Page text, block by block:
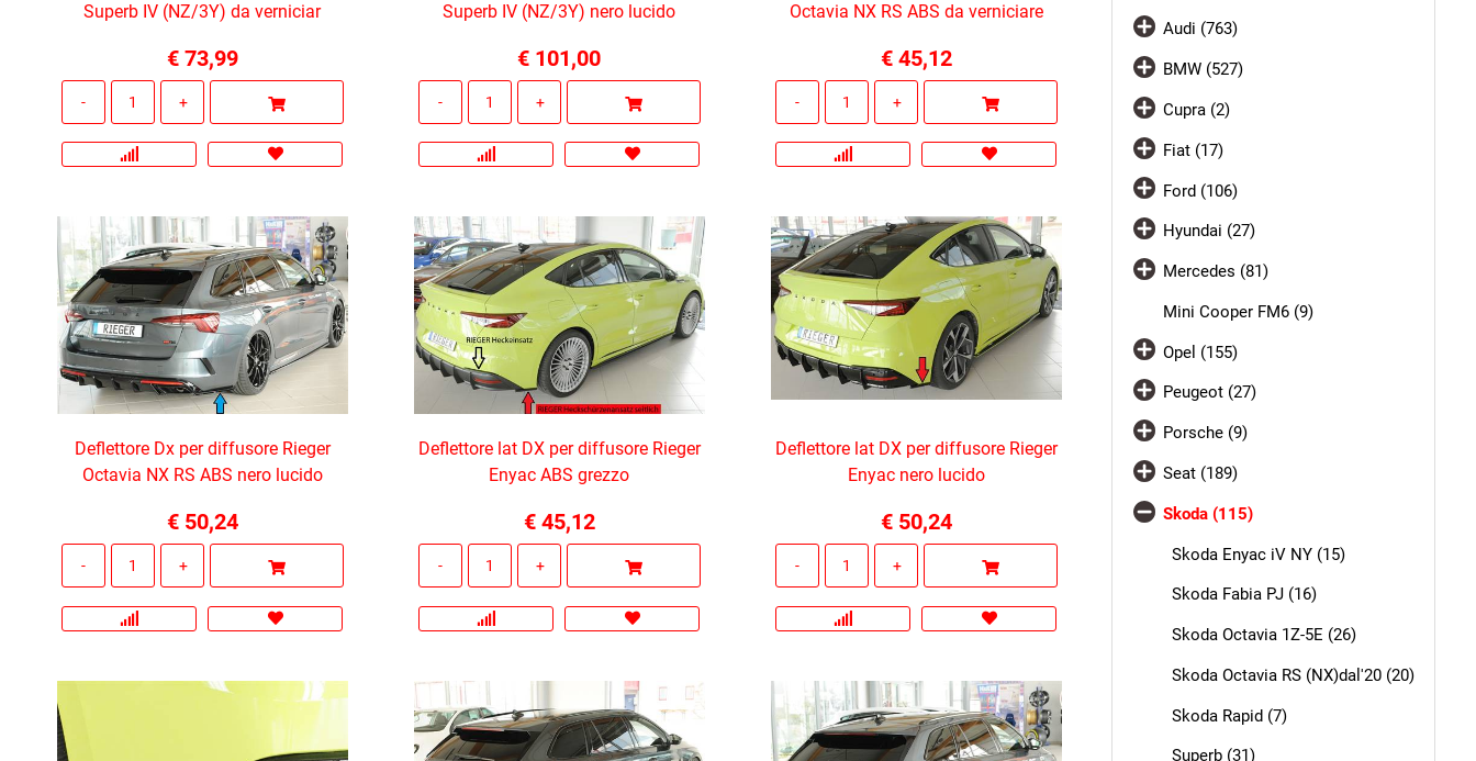
Superb IV (NZ/3Y) da verniciar
€ 73,99
Superb IV (NZ/3Y) nero lucido
€ 101,00
Octavia NX RS ABS da verniciare
€ 45,12
Deflettore Dx per diffusore Rieger
Octavia NX RS ABS nero lucido
€ 50,24
Deflettore lat DX per diffusore Rieger
Enyac ABS grezzo
€ 45,12
Deflettore lat DX per diffusore Rieger
Enyac nero lucido
€ 50,24
Audi (763)
BMW (527)
Cupra (2)
Fiat (17)
Ford (106)
Hyundai (27)
Mercedes (81)
Mini Cooper FM6 (9)
Opel (155)
Peugeot (27)
Porsche (9)
Seat (189)
Skoda (115)
Skoda Enyac iV NY (15)
Skoda Fabia PJ (16)
Skoda Octavia 1Z-5E (26)
Skoda Octavia RS (NX)dal'20 (20)
Skoda Rapid (7)
Superb (31)